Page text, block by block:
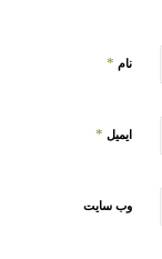
نام *
ایمیل *
وب‌ سایت